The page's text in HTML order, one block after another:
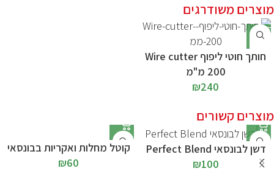
מוצרים משודרגים
חותך חוטי ליפוף Wire cutter
200 מ"מ
₪240
מוצרים קשורים
דשן לבונסאי Perfect Blend
₪100
קוטל מחלות ואקריות בבונסאי
₪60